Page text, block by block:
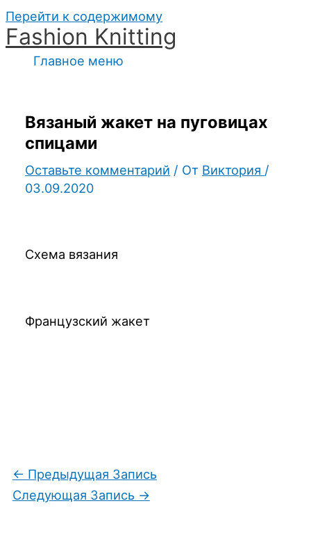
Перейти к содержимому
Fashion Knitting
Главное меню
Вязаный жакет на пуговицах
спицами
Оставьте комментарий / От Виктория /
03.09.2020
Схема вязания
Французский жакет
← Предыдущая Запись
Следующая Запись →